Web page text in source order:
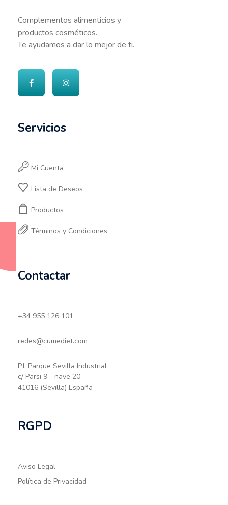
Complementos alimenticios y
productos cosméticos.
Te ayudamos a dar lo mejor de ti.
Servicios
Mi Cuenta
Lista de Deseos
Productos
Términos y Condiciones
Contactar
+34 955 126 101
redes@cumediet.com
P.I. Parque Sevilla Industrial
c/ Parsi 9 - nave 20
41016 (Sevilla) España
RGPD
Aviso Legal
Política de Privacidad